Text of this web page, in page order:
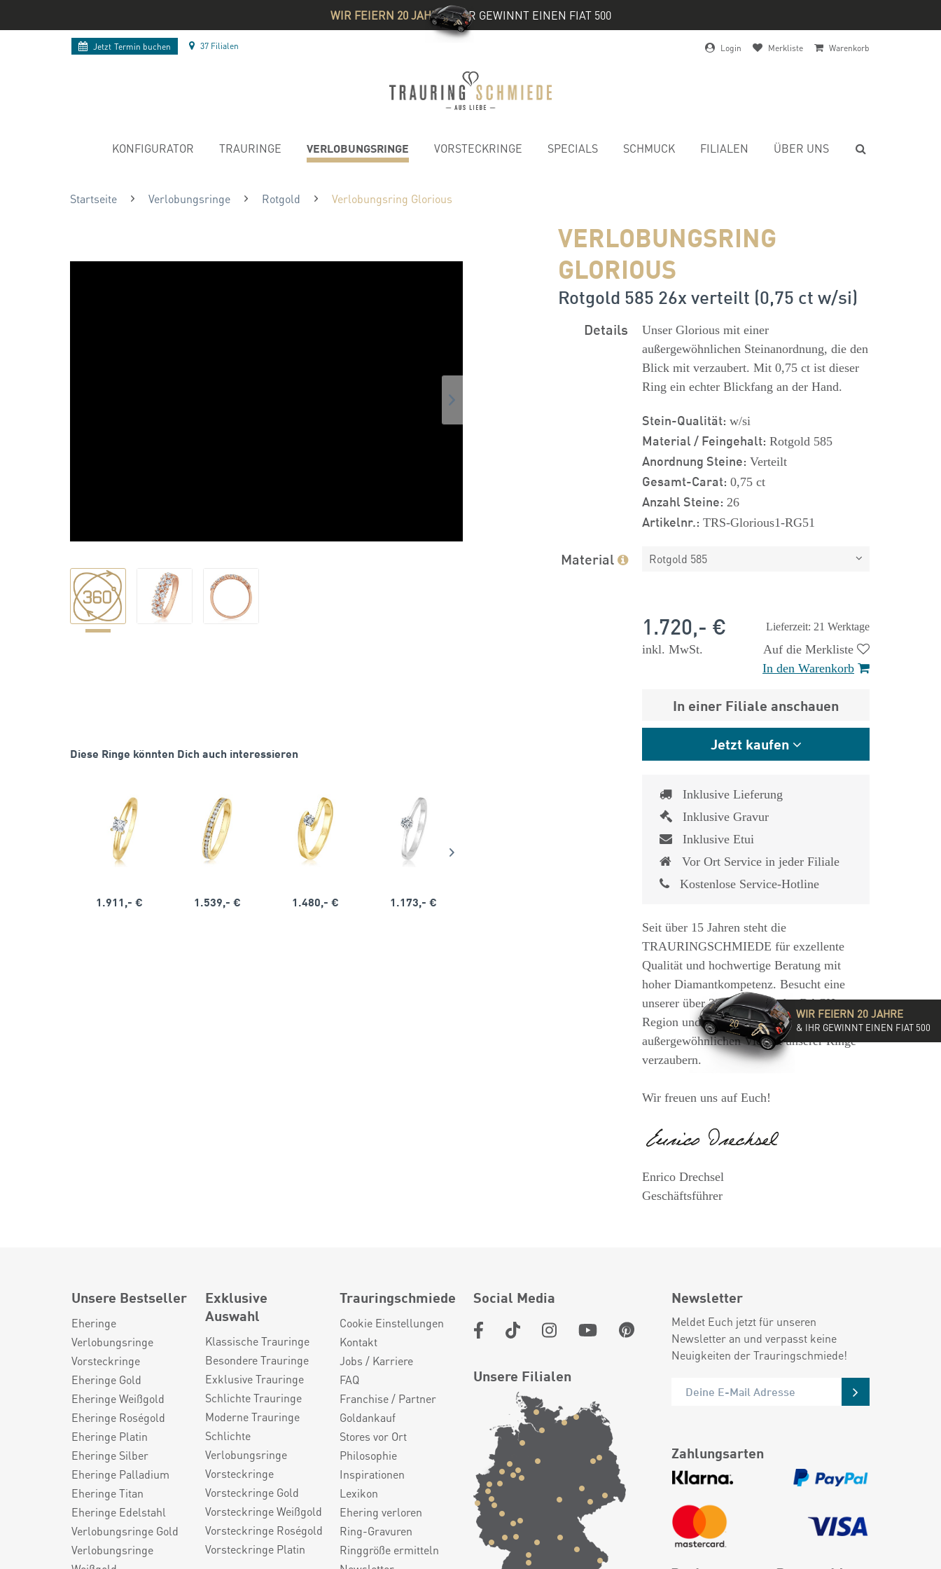
WIR FEIERN 20 JAHRE& IHR GEWINNT EINEN FIAT 500
Jetzt Termin buchen 37 Filialen Login Merkliste Warenkorb
KONFIGURATOR TRAURINGE VERLOBUNGSRINGE VORSTECKRINGE SPECIALS SCHMUCK FILIALEN ÜBER UNS
Startseite Verlobungsringe Rotgold Verlobungsring Glorious
VERLOBUNGSRING
GLORIOUS
Rotgold 585 26x verteilt (0,75 ct w/si)
Diese Ringe könnten Dich auch interessieren
1.911,- € 1.539,- € 1.480,- € 1.173,- €
Details
Unser Glorious mit einer
außergewöhnlichen Steinanordnung, die den
Blick mit verzaubert. Mit 0,75 ct ist dieser
Ring ein echter Blickfang an der Hand.
Stein-Qualität: w/si
Material / Feingehalt: Rotgold 585
Anordnung Steine: Verteilt
Gesamt-Carat: 0,75 ct
Anzahl Steine: 26
Artikelnr.: TRS-Glorious1-RG51
Material Rotgold 585
Lieferzeit: 21 Werktage
1.720,- €
inkl. MwSt.
Auf die Merkliste
In den Warenkorb
In einer Filiale anschauen
Jetzt kaufen
Inklusive Lieferung
Inklusive Gravur
Inklusive Etui
Vor Ort Service in jeder Filiale
Kostenlose Service-Hotline
Seit über 15 Jahren steht die
TRAURINGSCHMIEDE für exzellente
Qualität und hochwertige Beratung mit
hoher Diamantkompetenz. Besucht eine
unserer über 35 Filialen in der DACH-
Region und lasst Euch von der
außergewöhnlichen Vielfalt unserer Ringe
verzaubern.
Wir freuen uns auf Euch!
Enrico Drechsel
Geschäftsführer
Unsere Bestseller
Eheringe
Verlobungsringe
Vorsteckringe
Eheringe Gold
Eheringe Weißgold
Eheringe Roségold
Eheringe Platin
Eheringe Silber
Eheringe Palladium
Eheringe Titan
Eheringe Edelstahl
Verlobungsringe Gold
Verlobungsringe
Exklusive
Auswahl
Klassische Trauringe
Besondere Trauringe
Exklusive Trauringe
Schlichte Trauringe
Moderne Trauringe
Schlichte
Verlobungsringe
Vorsteckringe
Vorsteckringe Gold
Vorsteckringe Weißgold
Vorsteckringe Roségold
Vorsteckringe Platin
Trauringschmiede
Cookie Einstellungen
Kontakt
Jobs / Karriere
FAQ
Franchise / Partner
Goldankauf
Stores vor Ort
Philosophie
Inspirationen
Lexikon
Ehering verloren
Ring-Gravuren
Ringgröße ermitteln
Social Media
Unsere Filialen
Newsletter
Meldet Euch jetzt für unseren
Newsletter an und verpasst keine
Neuigkeiten der Trauringschmiede!
Zahlungsarten
WIR FEIERN 20 JAHRE
& IHR GEWINNT EINEN FIAT 500